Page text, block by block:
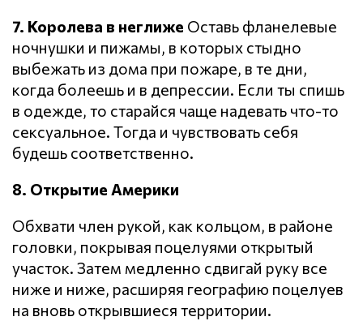
7. Королева в неглиже Оставь фланелевые
ночнушки и пижамы, в которых стыдно
выбежать из дома при пожаре, в те дни,
когда болеешь и в депрессии. Если ты спишь
в одежде, то старайся чаще надевать что-то
сексуальное. Тогда и чувствовать себя
будешь соответственно.
8. Открытие Америки
Обхвати член рукой, как кольцом, в районе
головки, покрывая поцелуями открытый
участок. Затем медленно сдвигай руку все
ниже и ниже, расширяя географию поцелуев
на вновь открывшиеся территории.